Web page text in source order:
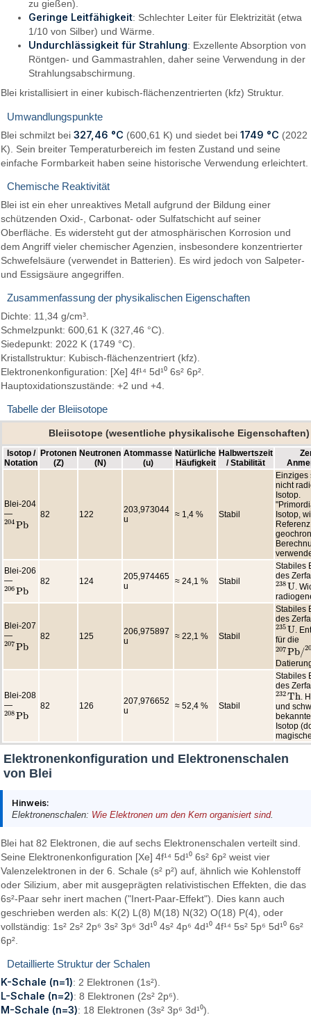
zu gießen).
Geringe Leitfähigkeit: Schlechter Leiter für Elektrizität (etwa
1/10 von Silber) und Wärme.
Undurchlässigkeit für Strahlung: Exzellente Absorption von
Röntgen- und Gammastrahlen, daher seine Verwendung in der
Strahlungsabschirmung.
Blei kristallisiert in einer kubisch-flächenzentrierten (kfz) Struktur.
Umwandlungspunkte
Blei schmilzt bei327,46 °C (600,61 K) und siedet bei1749 °C (2022
K). Sein breiter Temperaturbereich im festen Zustand und seine
einfache Formbarkeit haben seine historische Verwendung erleichtert.
Chemische Reaktivität
Blei ist ein eher unreaktives Metall aufgrund der Bildung einer
schützenden Oxid-, Carbonat- oder Sulfatschicht auf seiner
Oberfläche. Es widersteht gut der atmosphärischen Korrosion und
dem Angriff vieler chemischer Agenzien, insbesondere konzentrierter
Schwefelsäure (verwendet in Batterien). Es wird jedoch von Salpeter-
und Essigsäure angegriffen.
Zusammenfassung der physikalischen Eigenschaften
Dichte: 11,34 g/cm³.
Schmelzpunkt: 600,61 K (327,46 °C).
Siedepunkt: 2022 K (1749 °C).
Kristallstruktur: Kubisch-flächenzentriert (kfz).
Elektronenkonfiguration: [Xe] 4f¹⁴ 5d¹⁰ 6s² 6p².
Hauptoxidationszustände: +2 und +4.
Tabelle der Bleiisotope
Bleiisotope (wesentliche physikalische Eigenschaften)
Isotop /
Notation
Protonen
(Z)
Neutronen
(N)
Atommasse
(u)
Natürliche
Häufigkeit
Halbwertszeit
/ Stabilität
Blei-204
—
204Pb
204P b
82 122
203,973044
u
≈ 1,4 % Stabil
Einziges
nicht
Isotop.
Isotop,
Blei-206
—
206Pb
206Pb
82 124
205,974465
u
≈ 24,1 % Stabil
Stabiles
des
238U
238U.
Blei-207
—
207Pb
207P b
82 125
206,975897
u
≈ 22,1 % Stabil
Stabiles
des
235U
235U.
für die
207Pb/
207Pb/
Blei-208
—
208Pb
208Pb
82 126
207,976652
u
≈ 52,4 % Stabil
Stabiles
des
232Th
232Th.
und
Isotop
Elektronenkonfiguration und Elektronenschalen
von Blei
Hinweis:
Elektronenschalen: Wie Elektronen um den Kern organisiert sind.
Blei hat 82 Elektronen, die auf sechs Elektronenschalen verteilt sind.
Seine Elektronenkonfiguration [Xe] 4f¹⁴ 5d¹⁰ 6s² 6p² weist vier
Valenzelektronen in der 6. Schale (s² p²) auf, ähnlich wie Kohlenstoff
oder Silizium, aber mit ausgeprägten relativistischen Effekten, die das
6s²-Paar sehr inert machen ("Inert-Paar-Effekt"). Dies kann auch
geschrieben werden als: K(2) L(8) M(18) N(32) O(18) P(4), oder
vollständig: 1s² 2s² 2p⁶ 3s² 3p⁶ 3d¹⁰ 4s² 4p⁶ 4d¹⁰ 4f¹⁴ 5s² 5p⁶ 5d¹⁰ 6s²
6p².
Detaillierte Struktur der Schalen
K-Schale (n=1): 2 Elektronen (1s²).
L-Schale (n=2): 8 Elektronen (2s² 2p⁶).
M-Schale (n=3): 18 Elektronen (3s² 3p⁶ 3d¹⁰).